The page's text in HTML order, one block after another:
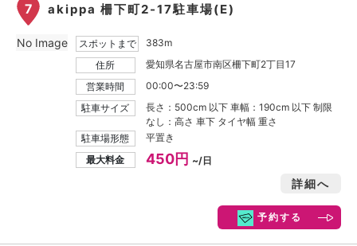
7 akippa 柵下町2-17駐車場(E)
スポットまで
383m
住所
愛知県名古屋市南区柵下町2丁目17
営業時間
00:00〜23:59
駐車サイズ
長さ：500cm 以下 車幅：190cm 以下 制限
なし：高さ 車下 タイヤ幅 重さ
駐車場形態
平置き
最大料金
450円 ~/日
詳細へ
予約する
No Image